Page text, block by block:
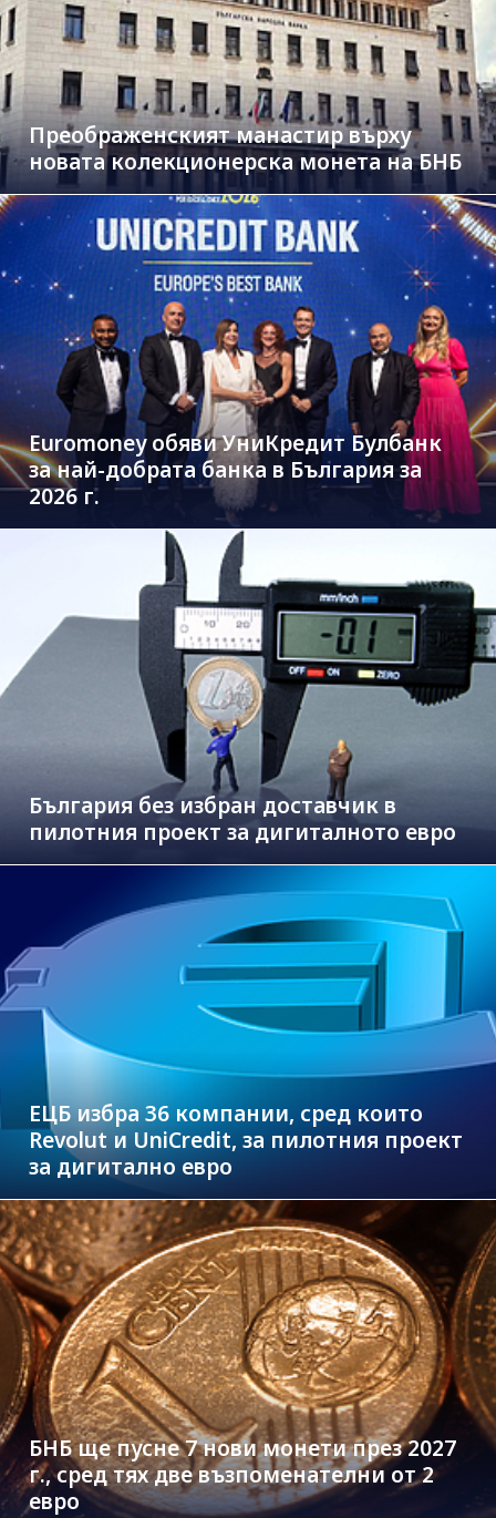
Преображенският манастир върху
новата колекционерска монета на БНБ
Euromoney обяви УниКредит Булбанк
за най-добрата банка в България за
2026 г.
България без избран доставчик в
пилотния проект за дигиталното евро
ЕЦБ избра 36 компании, сред които
Revolut и UniCredit, за пилотния проект
за дигитално евро
БНБ ще пусне 7 нови монети през 2027
г., сред тях две възпоменателни от 2
евро